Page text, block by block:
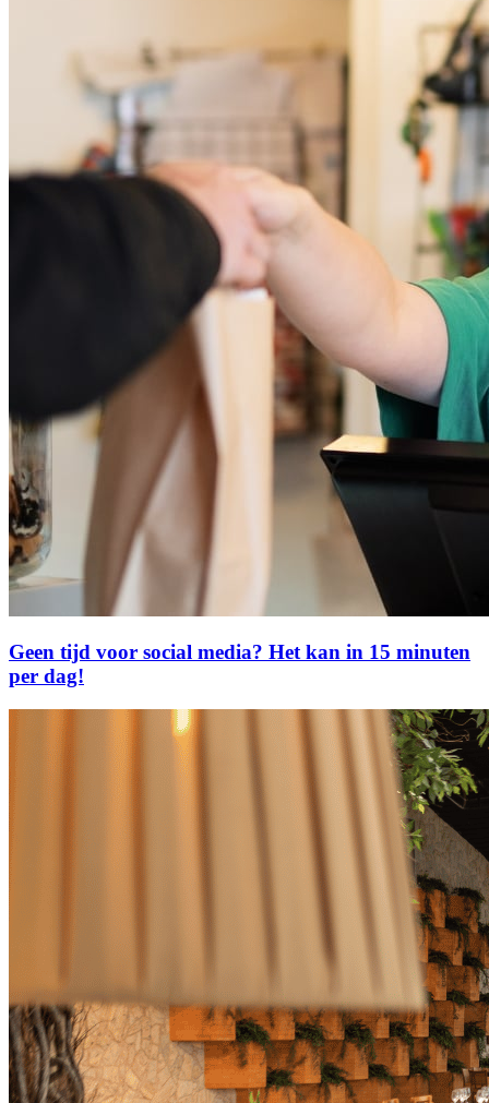
Geen tijd voor social media? Het kan in 15 minuten
per dag!